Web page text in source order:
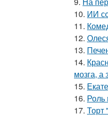
10. ИИ
11.
12.
13.
14.
мозга, а
15.
16. Роль
17. Торт